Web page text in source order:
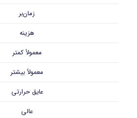
زمان‌بر
هزینه
معمولاً کمتر
معمولاً بیشتر
عایق حرارتی
عالی